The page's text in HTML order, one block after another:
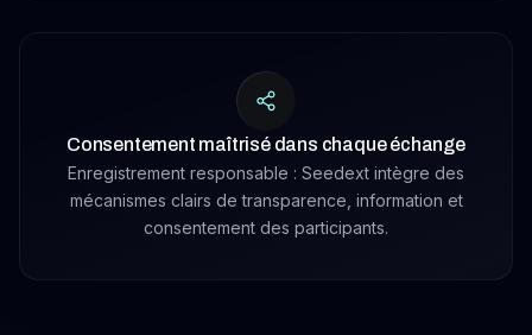
Consentement maîtrisé dans chaque échange
Enregistrement responsable : Seedext intègre des
mécanismes clairs de transparence, information et
consentement des participants.